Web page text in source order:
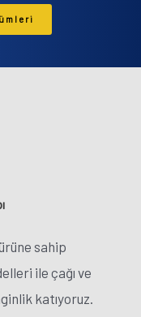
sahip
ile çağı ve
katıyoruz.